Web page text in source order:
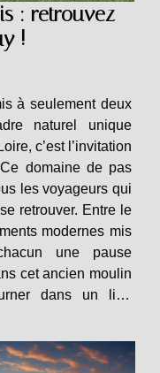
: retrouvez
!
à seulement deux
naturel unique
c’est l’invitation
domaine de pas
les voyageurs qui
retrouver. Entre le
modernes mis
une pause
cet ancien moulin
dans un lieu